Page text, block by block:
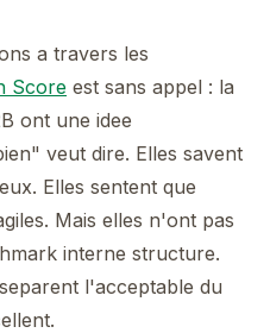
a travers les
Score est sans appel : la
ont une idee
veut dire. Elles savent
Elles sentent que
Mais elles n'ont pas
interne structure.
l'acceptable du